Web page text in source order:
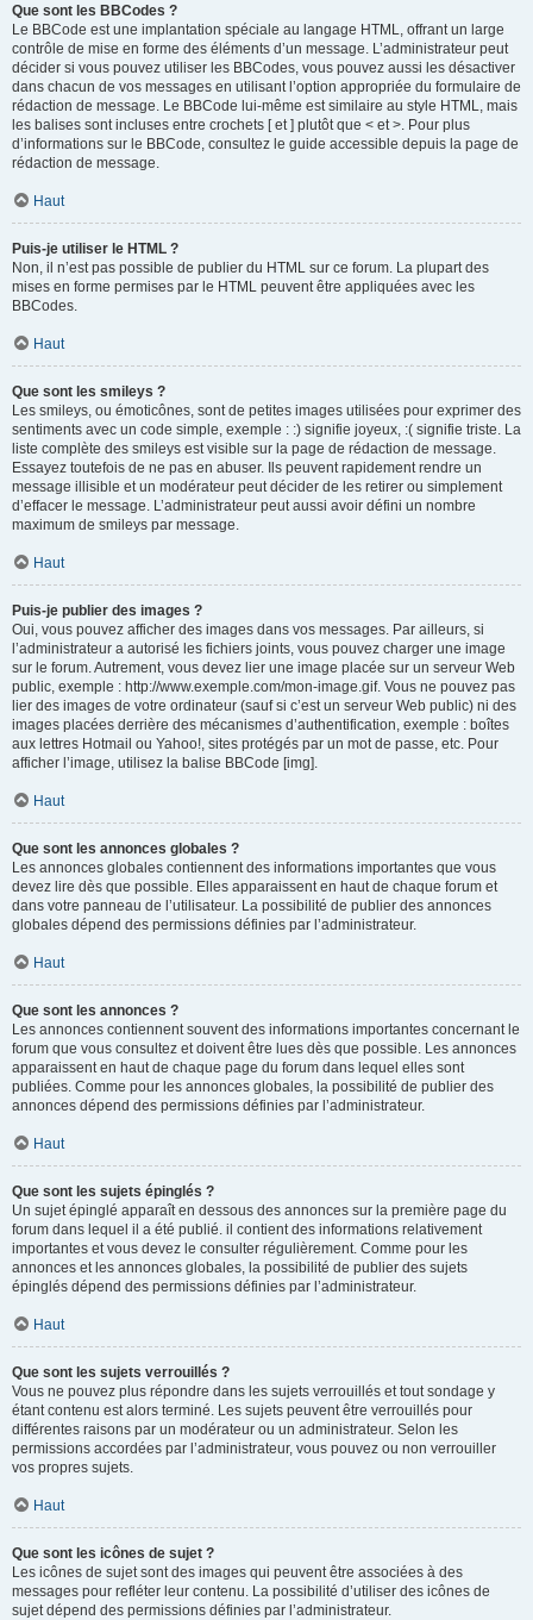
Que sont les BBCodes ?
Le BBCode est une implantation spéciale au langage HTML, offrant un large
contrôle de mise en forme des éléments d’un message. L’administrateur peut
décider si vous pouvez utiliser les BBCodes, vous pouvez aussi les désactiver
dans chacun de vos messages en utilisant l’option appropriée du formulaire de
rédaction de message. Le BBCode lui-même est similaire au style HTML, mais
les balises sont incluses entre crochets [ et ] plutôt que < et >. Pour plus
d’informations sur le BBCode, consultez le guide accessible depuis la page de
rédaction de message.
Haut
Puis-je utiliser le HTML ?
Non, il n’est pas possible de publier du HTML sur ce forum. La plupart des
mises en forme permises par le HTML peuvent être appliquées avec les
BBCodes.
Haut
Que sont les smileys ?
Les smileys, ou émoticônes, sont de petites images utilisées pour exprimer des
sentiments avec un code simple, exemple : :) signifie joyeux, :( signifie triste. La
liste complète des smileys est visible sur la page de rédaction de message.
Essayez toutefois de ne pas en abuser. Ils peuvent rapidement rendre un
message illisible et un modérateur peut décider de les retirer ou simplement
d’effacer le message. L’administrateur peut aussi avoir défini un nombre
maximum de smileys par message.
Haut
Puis-je publier des images ?
Oui, vous pouvez afficher des images dans vos messages. Par ailleurs, si
l’administrateur a autorisé les fichiers joints, vous pouvez charger une image
sur le forum. Autrement, vous devez lier une image placée sur un serveur Web
public, exemple : http://www.exemple.com/mon-image.gif. Vous ne pouvez pas
lier des images de votre ordinateur (sauf si c’est un serveur Web public) ni des
images placées derrière des mécanismes d’authentification, exemple : boîtes
aux lettres Hotmail ou Yahoo!, sites protégés par un mot de passe, etc. Pour
afficher l’image, utilisez la balise BBCode [img].
Haut
Que sont les annonces globales ?
Les annonces globales contiennent des informations importantes que vous
devez lire dès que possible. Elles apparaissent en haut de chaque forum et
dans votre panneau de l’utilisateur. La possibilité de publier des annonces
globales dépend des permissions définies par l’administrateur.
Haut
Que sont les annonces ?
Les annonces contiennent souvent des informations importantes concernant le
forum que vous consultez et doivent être lues dès que possible. Les annonces
apparaissent en haut de chaque page du forum dans lequel elles sont
publiées. Comme pour les annonces globales, la possibilité de publier des
annonces dépend des permissions définies par l’administrateur.
Haut
Que sont les sujets épinglés ?
Un sujet épinglé apparaît en dessous des annonces sur la première page du
forum dans lequel il a été publié. il contient des informations relativement
importantes et vous devez le consulter régulièrement. Comme pour les
annonces et les annonces globales, la possibilité de publier des sujets
épinglés dépend des permissions définies par l’administrateur.
Haut
Que sont les sujets verrouillés ?
Vous ne pouvez plus répondre dans les sujets verrouillés et tout sondage y
étant contenu est alors terminé. Les sujets peuvent être verrouillés pour
différentes raisons par un modérateur ou un administrateur. Selon les
permissions accordées par l’administrateur, vous pouvez ou non verrouiller
vos propres sujets.
Haut
Que sont les icônes de sujet ?
Les icônes de sujet sont des images qui peuvent être associées à des
messages pour refléter leur contenu. La possibilité d’utiliser des icônes de
sujet dépend des permissions définies par l’administrateur.